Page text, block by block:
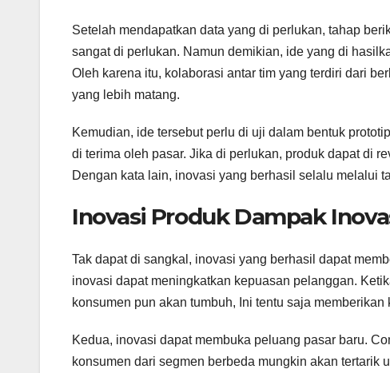
Setelah mendapatkan data yang di perlukan, tahap
sangat di perlukan. Namun demikian, ide yang di
Oleh karena itu, kolaborasi antar tim yang terdiri dari
yang lebih matang.
Kemudian, ide tersebut perlu di uji dalam bentuk
di terima oleh pasar. Jika di perlukan, produk dapat di
Dengan kata lain, inovasi yang berhasil selalu melalui
Inovasi Produk Dampak
Tak dapat di sangkal, inovasi yang berhasil dapat
inovasi dapat meningkatkan kepuasan pelanggan.
konsumen pun akan tumbuh, Ini tentu saja
Kedua, inovasi dapat membuka peluang pasar baru.
konsumen dari segmen berbeda mungkin akan